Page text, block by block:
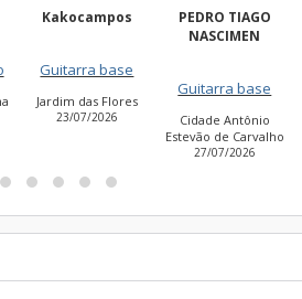
Kakocampos
Guitarra base
Jardim das Flores
23/07/2026
PEDRO TIAGO
NASCIMEN
Guitarra base
Cidade Antônio
Estevão de Carvalho
27/07/2026